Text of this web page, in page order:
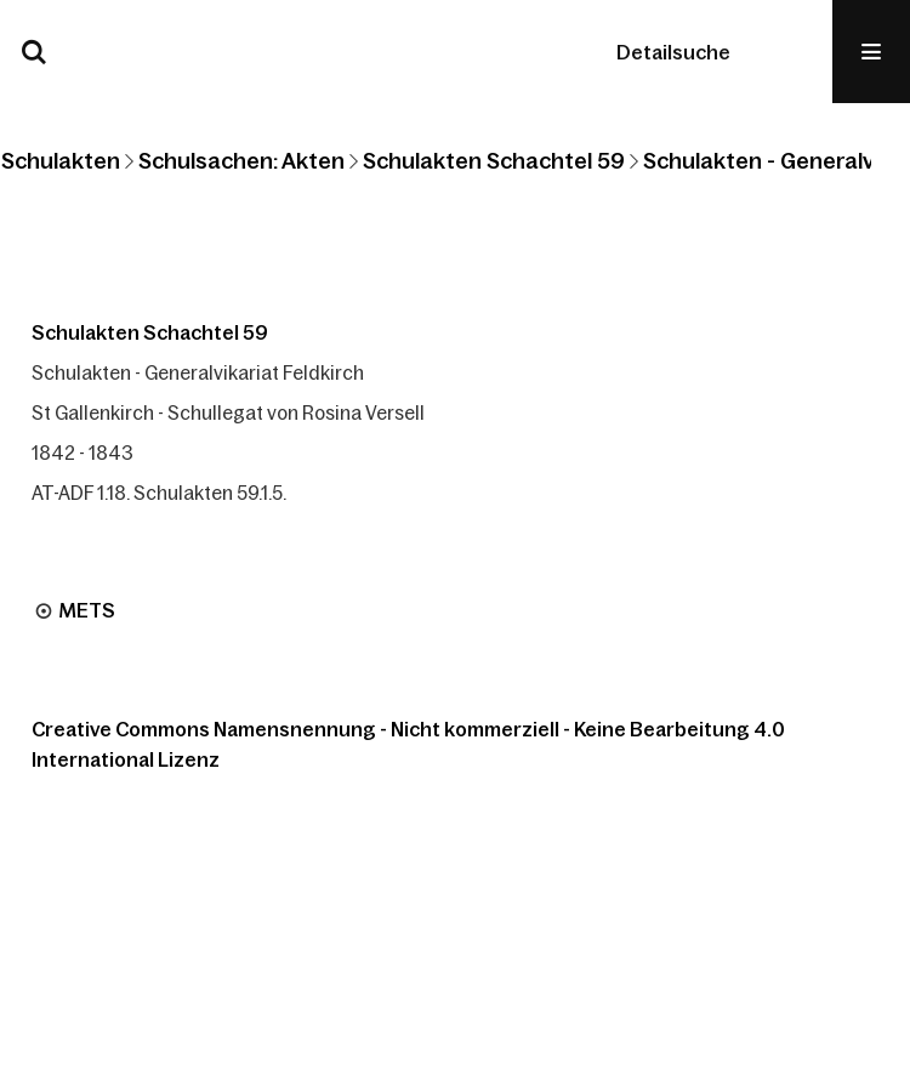
Detailsuche
Schulakten Schulsachen: Akten Schulakten Schachtel 59 Schulakten -
Schulakten Schachtel 59
Schulakten - Generalvikariat Feldkirch
St Gallenkirch - Schullegat von Rosina Versell
1842 - 1843
AT-ADF 1.18. Schulakten 59.1.5.
METS
Creative Commons Namensnennung - Nicht kommerziell - Keine Bearbeitung 4.0
International Lizenz